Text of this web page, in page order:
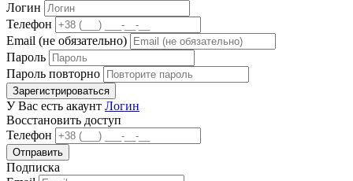
Логин
Телефон
Email (не обязательно)
Пароль
Пароль повторно
Зарегистрироваться
У Вас есть акаунт Логин
Восстановить доступ
Телефон
Отправить
Подписка